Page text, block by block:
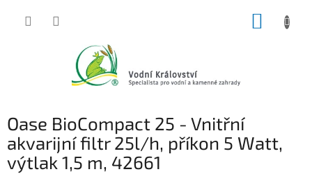
Oase BioCompact 25 - Vnitřní
akvarijní filtr 25l/h, příkon 5 Watt,
výtlak 1,5 m, 42661